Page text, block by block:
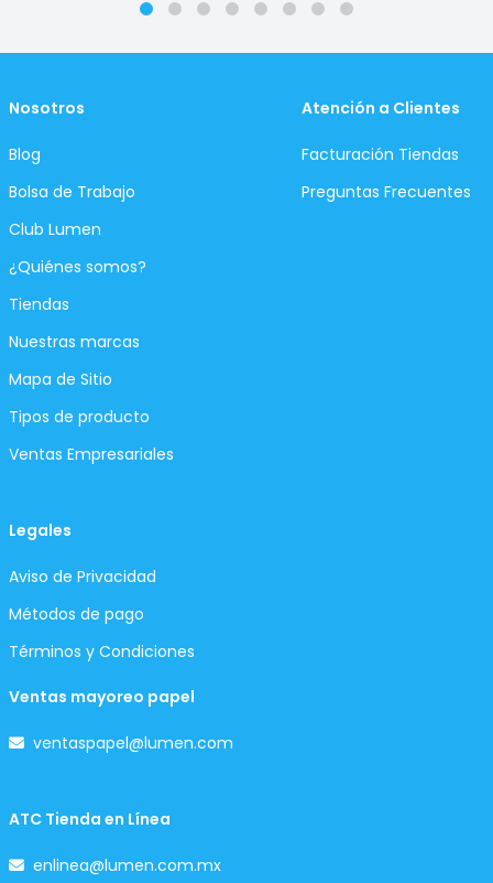
Nosotros
Blog
Bolsa de Trabajo
Club Lumen
¿Quiénes somos?
Tiendas
Nuestras marcas
Mapa de Sitio
Tipos de producto
Ventas Empresariales
Atención a Clientes
Facturación Tiendas
Preguntas Frecuentes
Legales
Aviso de Privacidad
Métodos de pago
Términos y Condiciones
Ventas mayoreo papel
ventaspapel@lumen.com
ATC Tienda en Línea
enlinea@lumen.com.mx